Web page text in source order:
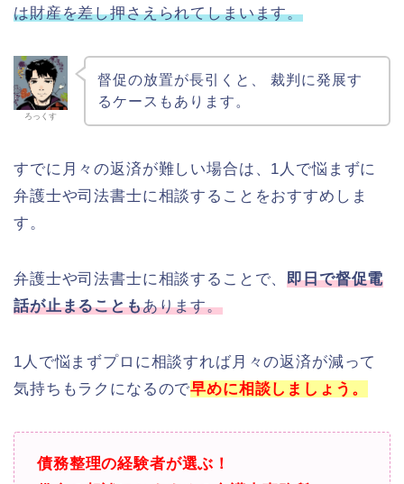
は財産を差し押さえられてしまいます。
ろっくす
督促の放置が長引くと、 裁判に発展す
るケースもあります。
すでに月々の返済が難しい場合は、1人で悩まずに
弁護士や司法書士に相談することをおすすめしま
す。
弁護士や司法書士に相談することで、即日で督促電
話が止まることもあります。
1人で悩まずプロに相談すれば月々の返済が減って
気持ちもラクになるので早めに相談しましょう。
債務整理の経験者が選ぶ！